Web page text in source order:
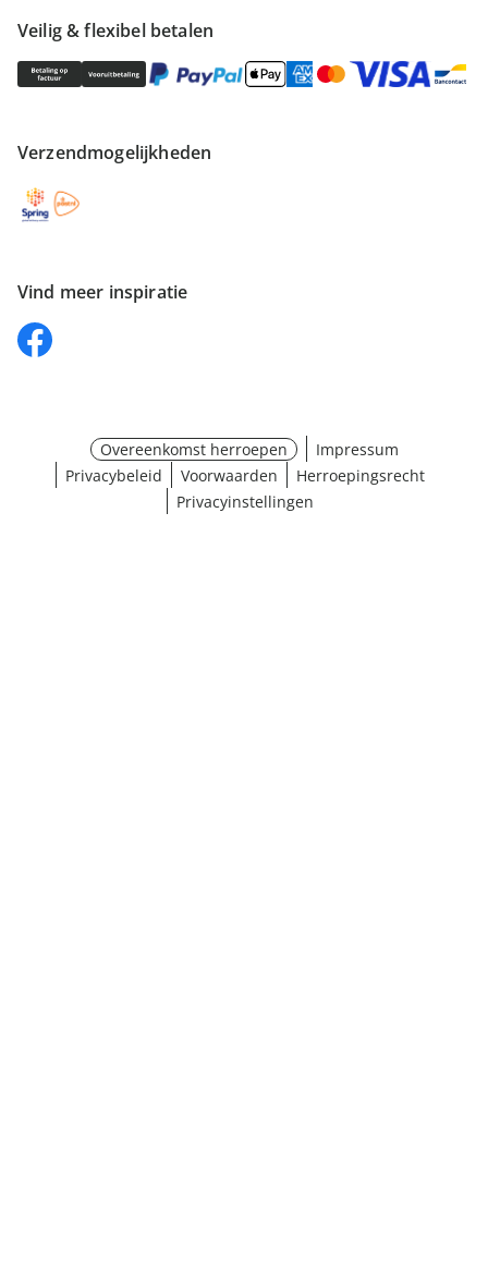
Veilig & flexibel betalen
Verzendmogelijkheden
Vind meer inspiratie
Overeenkomst herroepen
Impressum
Privacybeleid
Voorwaarden
Herroepingsrecht
Privacyinstellingen